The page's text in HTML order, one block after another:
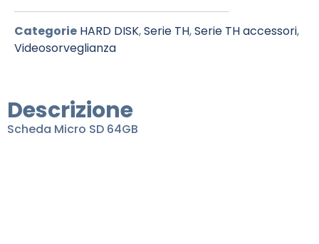
Categorie HARD DISK,Serie TH,Serie TH accessori,
Videosorveglianza
Descrizione
Scheda Micro SD 64GB